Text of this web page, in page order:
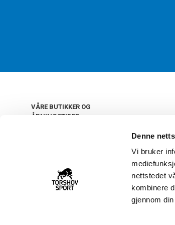
Denne
Vi bruker
nettstedet
kombinere
gjennom
VÅRE BUTIKKER OG
ÅPNINGSTIDER
22 09 20 20